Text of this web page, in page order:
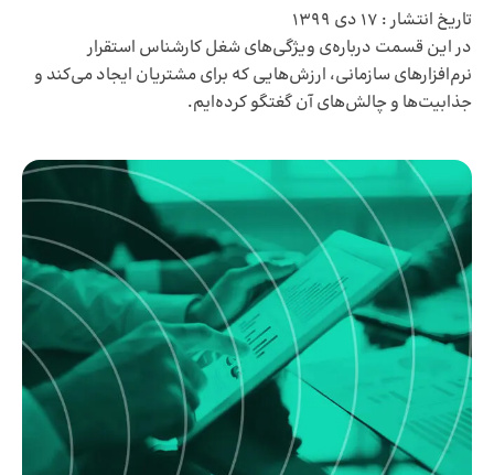
تاریخ انتشار : 17 دی 1399
در این قسمت درباره‌ی ویژگی‌های شغل کارشناس استقرار
نرم‌افزارهای سازمانی، ارزش‌هایی که برای مشتریان ایجاد می‌کند و
جذابیت‌ها و چالش‌های آن گغتگو کرده‌ایم.